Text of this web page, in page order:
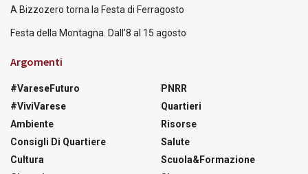
A Bizzozero torna la Festa di Ferragosto
Festa della Montagna. Dall’8 al 15 agosto
Argomenti
#VareseFuturo
#ViviVarese
Ambiente
Consigli Di Quartiere
Cultura
PNRR
Quartieri
Risorse
Salute
Scuola&Formazione